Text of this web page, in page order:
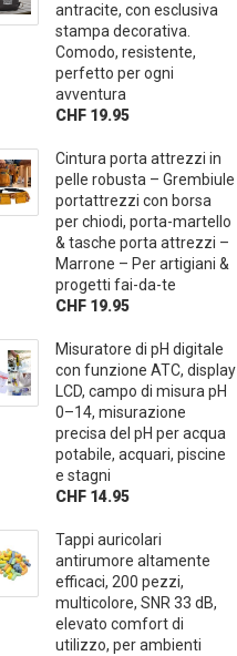
antracite, con esclusiva
stampa decorativa.
Comodo, resistente,
perfetto per ogni
avventura
CHF 19.95
Cintura porta attrezzi in
pelle robusta – Grembiule
portattrezzi con borsa
per chiodi, porta-martello
& tasche porta attrezzi –
Marrone – Per artigiani &
progetti fai-da-te
CHF 19.95
Misuratore di pH digitale
con funzione ATC, display
LCD, campo di misura pH
0–14, misurazione
precisa del pH per acqua
potabile, acquari, piscine
e stagni
CHF 14.95
Tappi auricolari
antirumore altamente
efficaci, 200 pezzi,
multicolore, SNR 33 dB,
elevato comfort di
utilizzo, per ambienti